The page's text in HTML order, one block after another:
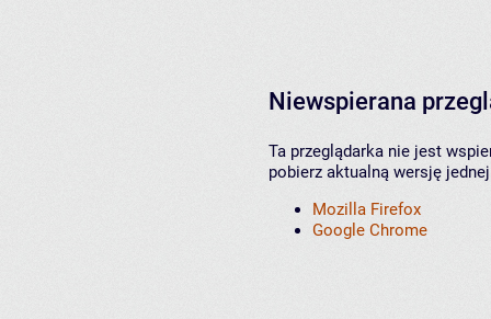
Niewspierana
Ta przeglądarka nie jest
pobierz aktualną wersję
Mozilla Firefox
Google Chrome